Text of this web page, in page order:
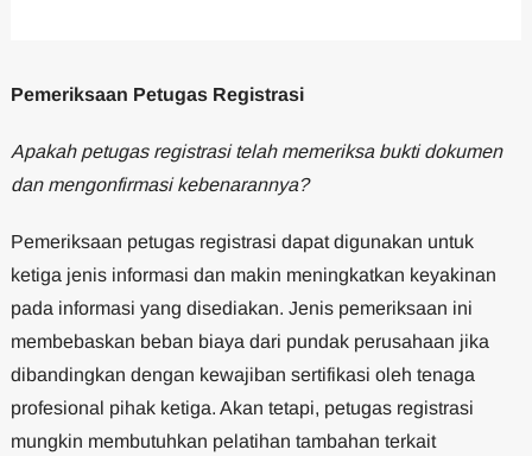
Pemeriksaan Petugas Registrasi
Apakah petugas registrasi telah memeriksa bukti dokumen
dan mengonfirmasi kebenarannya?
Pemeriksaan petugas registrasi dapat digunakan untuk
ketiga jenis informasi dan makin meningkatkan keyakinan
pada informasi yang disediakan. Jenis pemeriksaan ini
membebaskan beban biaya dari pundak perusahaan jika
dibandingkan dengan kewajiban sertifikasi oleh tenaga
profesional pihak ketiga. Akan tetapi, petugas registrasi
mungkin membutuhkan pelatihan tambahan terkait